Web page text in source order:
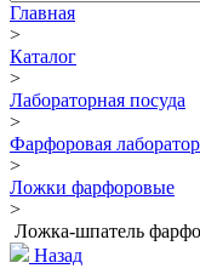
Главная
>
Каталог
>
Лабораторная посуда
>
Фарфоровая
>
Ложки фарфоровые
>
Ложка-шпатель
Назад